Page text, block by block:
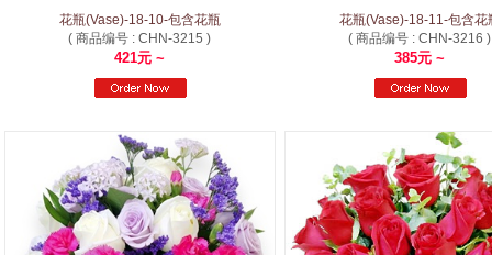
花瓶(Vase)-18-10-包含花瓶
( 商品编号 : CHN-3215 )
421元 ~
花瓶(Vase)-18-11-包含花
( 商品编号 : CHN-3216 )
385元 ~